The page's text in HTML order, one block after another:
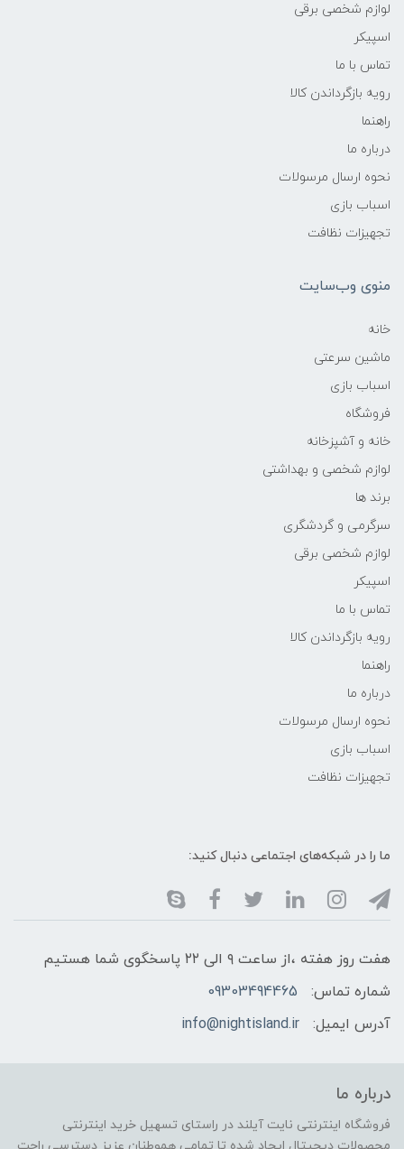
لوازم شخصی برقی
اسپیکر
تماس با ما
رویه بازگرداندن کالا
راهنما
درباره ما
نحوه ارسال مرسولات
اسباب بازی
تجهیزات نظافت
منوی وب‌سایت
خانه
ماشین سرعتی
اسباب بازی
فروشگاه
خانه و آشپزخانه
لوازم شخصی و بهداشتی
برند ها
سرگرمی و گردشگری
لوازم شخصی برقی
اسپیکر
تماس با ما
رویه بازگرداندن کالا
راهنما
درباره ما
نحوه ارسال مرسولات
اسباب بازی
تجهیزات نظافت
ما را در شبکه‌های اجتماعی دنبال کنید:
هفت روز هفته ،از ساعت ۹ الی ۲۲ پاسخگوی شما هستیم
شماره تماس:
09303494465
آدرس ایمیل:
info@nightisland.ir
درباره ما
فروشگاه اینترنتی نایت آیلند در راستای تسهیل خرید اینترنتی